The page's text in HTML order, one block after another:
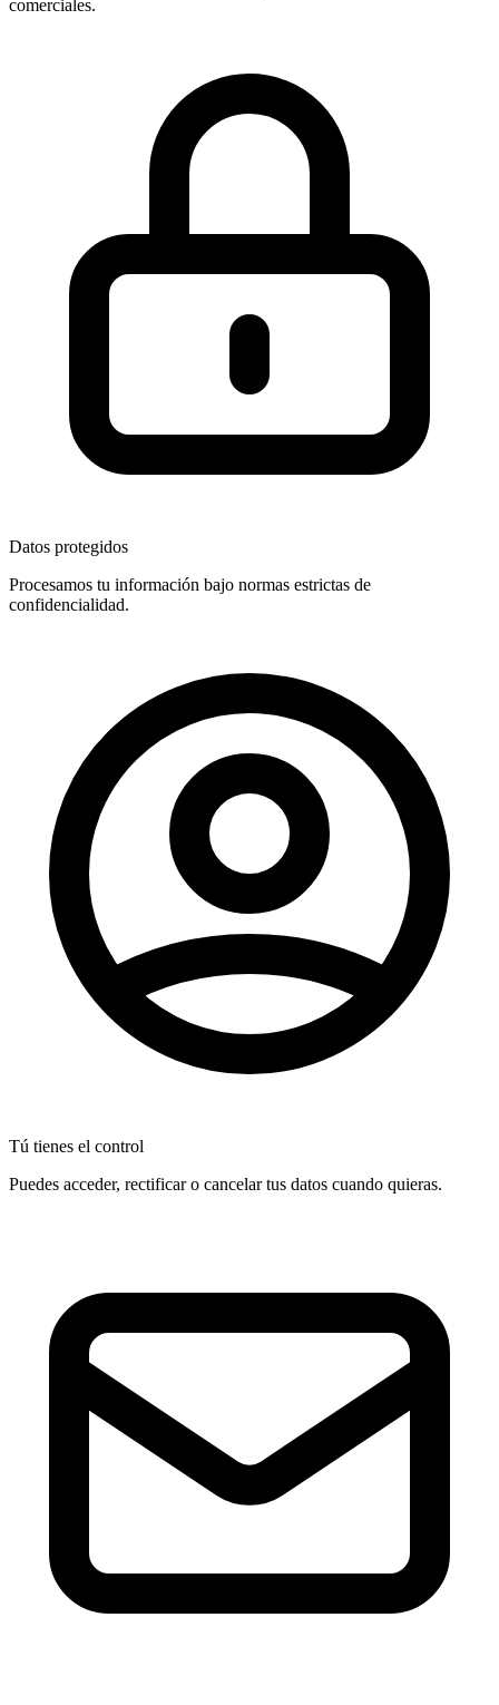
comerciales.
Datos protegidos
Procesamos tu información bajo normas estrictas de
confidencialidad.
Tú tienes el control
Puedes acceder, rectificar o cancelar tus datos cuando quieras.